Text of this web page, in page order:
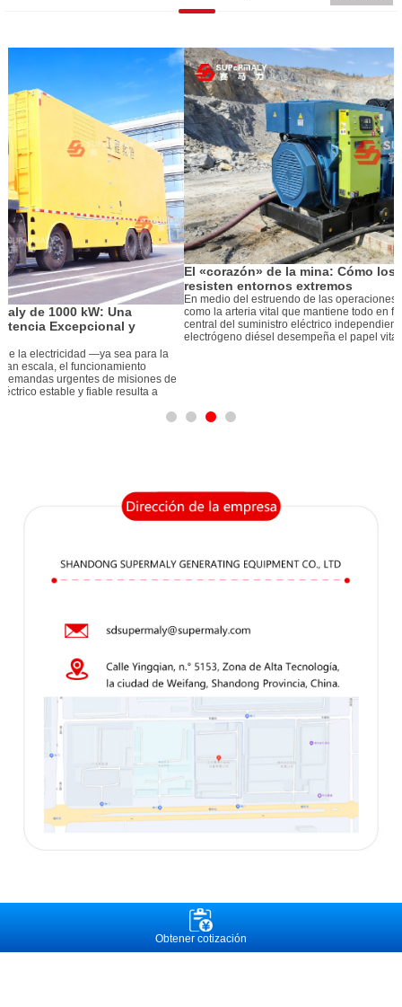
El «corazón» de la mina: Cómo los grupos electrógenos diésel
resisten entornos extremos
En medio del estruendo de las operaciones mineras, la electricidad actúa
como la arteria vital que mantiene todo en funcionamiento. Como componente
central del suministro eléctrico independiente de una mina, el grupo
electrógeno diésel desempeña el papel vital de su «corazón». Sin embargo, l
Obtener cotización